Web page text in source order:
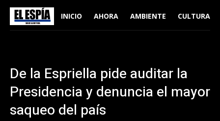
INICIO AHORA AMBIENTE CULTURA
De la Espriella pide auditar la
Presidencia y denuncia el mayor
saqueo del país